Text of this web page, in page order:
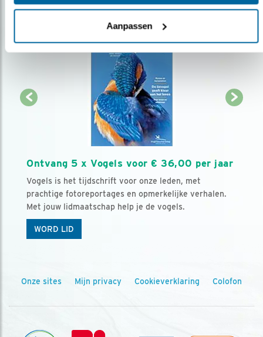
Aanpassen
Ontvang 5 x Vogels voor € 36,00 per jaar
Vogels is het tijdschrift voor onze leden, met
prachtige fotoreportages en opmerkelijke verhalen.
Met jouw lidmaatschap help je de vogels.
WORD LID
Onze sites Mijn privacy Cookieverklaring Colofon